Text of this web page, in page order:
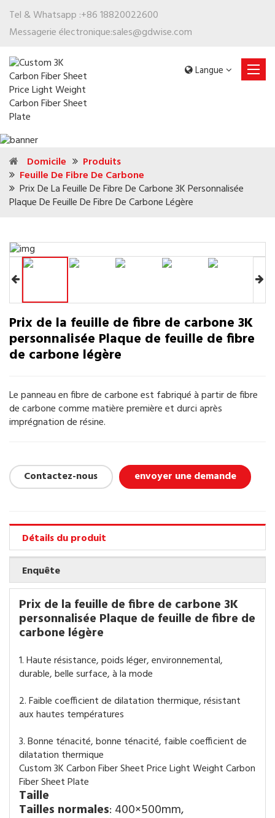
Tel & Whatsapp :+86 18820022600
Messagerie électronique:sales@gdwise.com
Langue
Domicile
Produits
Feuille De Fibre De Carbone
Prix De La Feuille De Fibre De Carbone 3K Personnalisée
Plaque De Feuille De Fibre De Carbone Légère
Prix de la feuille de fibre de carbone 3K
personnalisée Plaque de feuille de fibre
de carbone légère
Le panneau en fibre de carbone est fabriqué à partir de fibre
de carbone comme matière première et durci après
imprégnation de résine.
Contactez-nous envoyer une demande
Détails du produit
Enquête
Prix de la feuille de fibre de carbone 3K
personnalisée Plaque de feuille de fibre de
carbone légère
1. Haute résistance, poids léger, environnemental,
durable, belle surface, à la mode
2. Faible coefficient de dilatation thermique, résistant
aux hautes températures
3. Bonne ténacité, bonne ténacité, faible coefficient de
dilatation thermique
Taille
Tailles normales: 400×500mm,